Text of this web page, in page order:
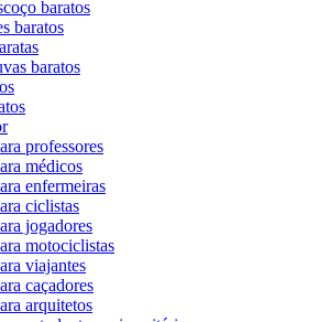
baratos
baratos
baratos
professores
médicos
enfermeiras
ciclistas
jogadores
motociclistas
viajantes
caçadores
arquitetos